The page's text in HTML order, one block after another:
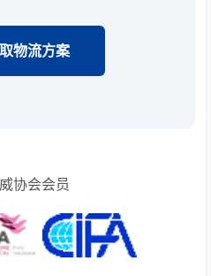
物流方案
协会会员